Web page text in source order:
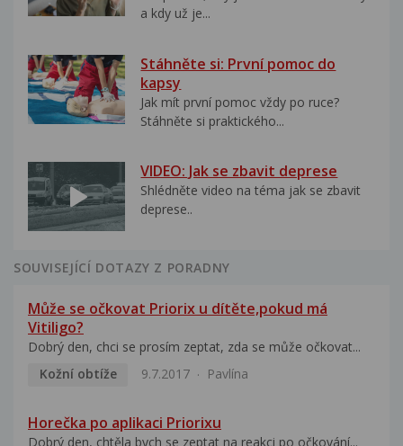
a kdy už je...
Stáhněte si: První pomoc do
kapsy
Jak mít první pomoc vždy po ruce?
Stáhněte si praktického...
VIDEO: Jak se zbavit deprese
Shlédněte video na téma jak se zbavit
deprese..
SOUVISEJÍCÍ DOTAZY Z PORADNY
Může se očkovat Priorix u dítěte,pokud má
Vitiligo?
Dobrý den, chci se prosím zeptat, zda se může očkovat...
Kožní obtíže
9.7.2017 Pavlína
Horečka po aplikaci Priorixu
Dobrý den, chtěla bych se zeptat na reakci po očkování...